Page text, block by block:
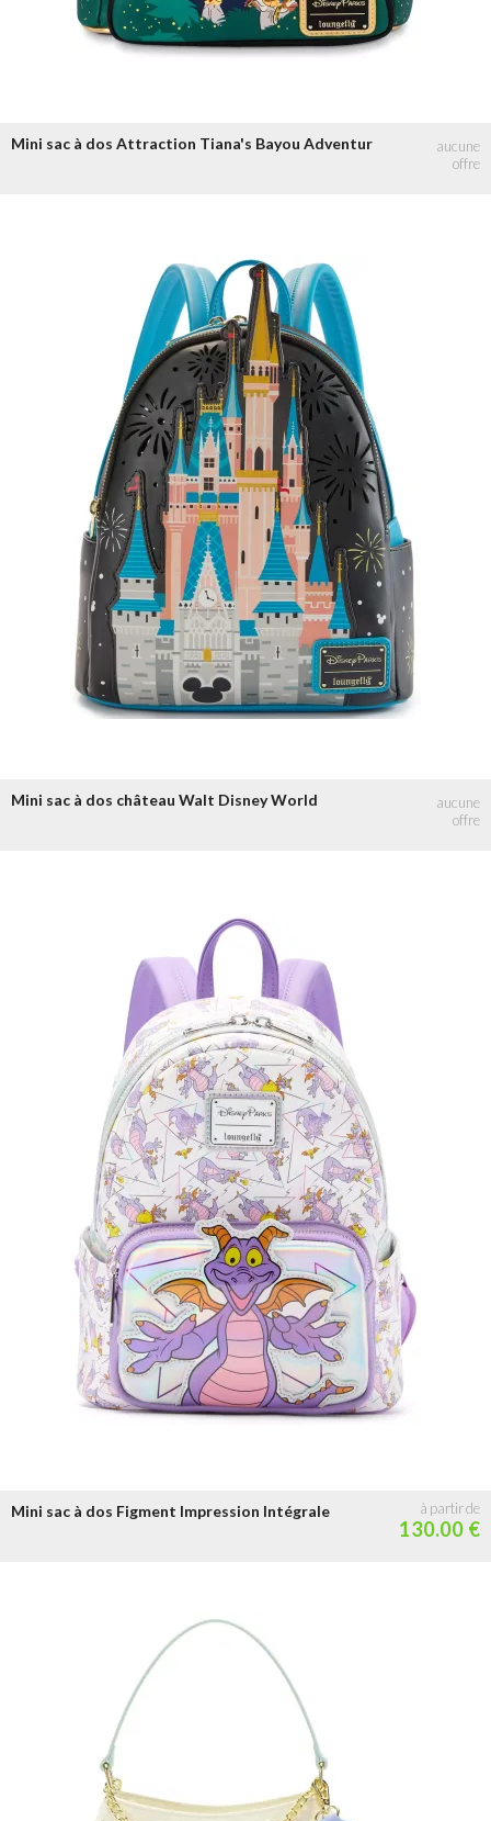
Mini sac à dos Attraction Tiana's Bayou Adventur
Mini sac à dos château Walt Disney World
Mini sac à dos Figment Impression Intégrale
130.00 €